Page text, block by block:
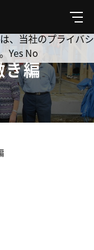
メ
ニ
ュ
編
てもよろしいです
て重視しています。
、当社のプライバシ
Yes No